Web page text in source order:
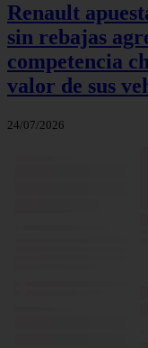
Renault
sin rebajas
competencia
valor de sus
24/07/2026